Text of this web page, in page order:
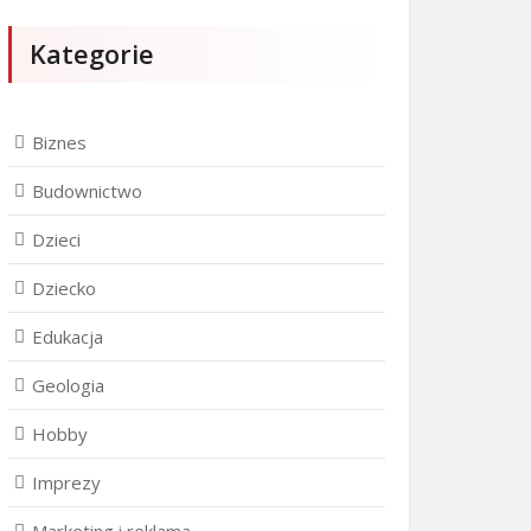
Kategorie
Biznes
Budownictwo
Dzieci
Dziecko
Edukacja
Geologia
Hobby
Imprezy